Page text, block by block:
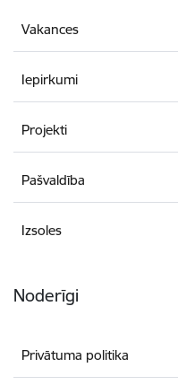
Vakances
Iepirkumi
Projekti
Pašvaldība
Izsoles
Noderīgi
Privātuma politika